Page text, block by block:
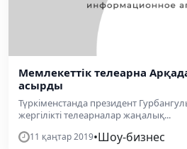
Мемлекеттік телеарна
асырды
Түркіменстанда президент
жергілікті телеарналар жаңалық...
11 қаңтар 2019•Шоу-бизнес